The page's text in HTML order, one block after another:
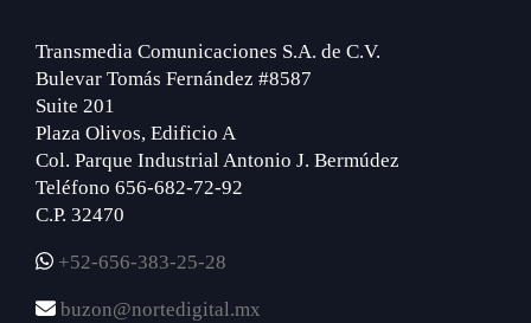
Transmedia Comunicaciones S.A. de C.V.
Bulevar Tomás Fernández #8587
Suite 201
Plaza Olivos, Edificio A
Col. Parque Industrial Antonio J. Bermúdez
Teléfono 656-682-72-92
C.P. 32470
+52-656-383-25-28
buzon@nortedigital.mx